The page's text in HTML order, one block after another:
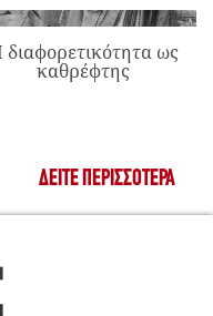
ως
καθρέφτης
ΔΕΊΤΕ ΠΕΡΙΣΣΌΤΕΡΑ